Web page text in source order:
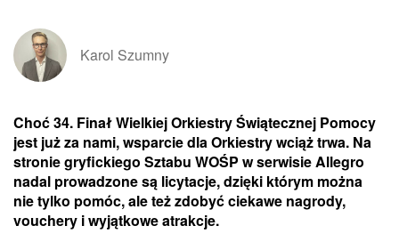
Karol Szumny
Choć 34. Finał Wielkiej Orkiestry Świątecznej Pomocy
jest już za nami, wsparcie dla Orkiestry wciąż trwa. Na
stronie gryfickiego Sztabu WOŚP w serwisie Allegro
nadal prowadzone są licytacje, dzięki którym można
nie tylko pomóc, ale też zdobyć ciekawe nagrody,
vouchery i wyjątkowe atrakcje.